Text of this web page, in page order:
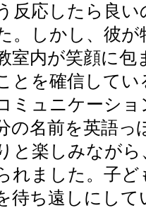
反応したら良
。しかし、彼
室内が笑顔に
とを確信して
ミュニケーシ
の名前を英語
と楽しみなが
れました。子
待ち遠しにし